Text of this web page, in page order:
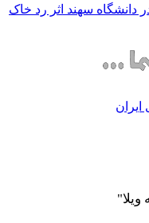
سهند اثر رد خاک